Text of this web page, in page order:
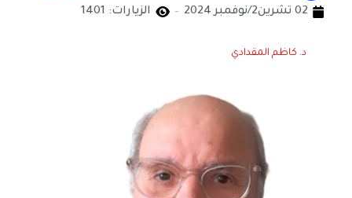
02 تشرين2/نوفمبر 2024
الزيارات: 1401
د. كاظم المقدادي